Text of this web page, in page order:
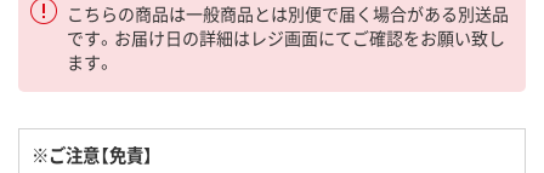
こちらの商品は一般商品とは別便で届く場合がある別送品
です。お届け日の詳細はレジ画面にてご確認をお願い致し
ます。
※ご注意【免責】